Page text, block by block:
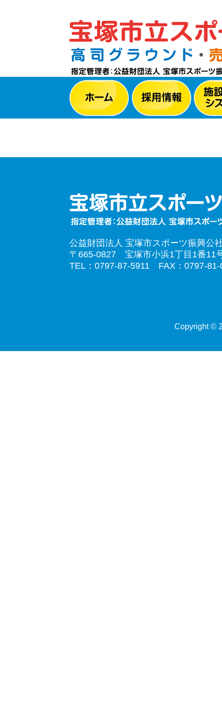
公益財団法人 宝塚市スポーツ振興公
〒665-0827 宝塚市小浜1丁目1番11
TEL：0797-87-5911 FAX：0797-81-
Copyright ©